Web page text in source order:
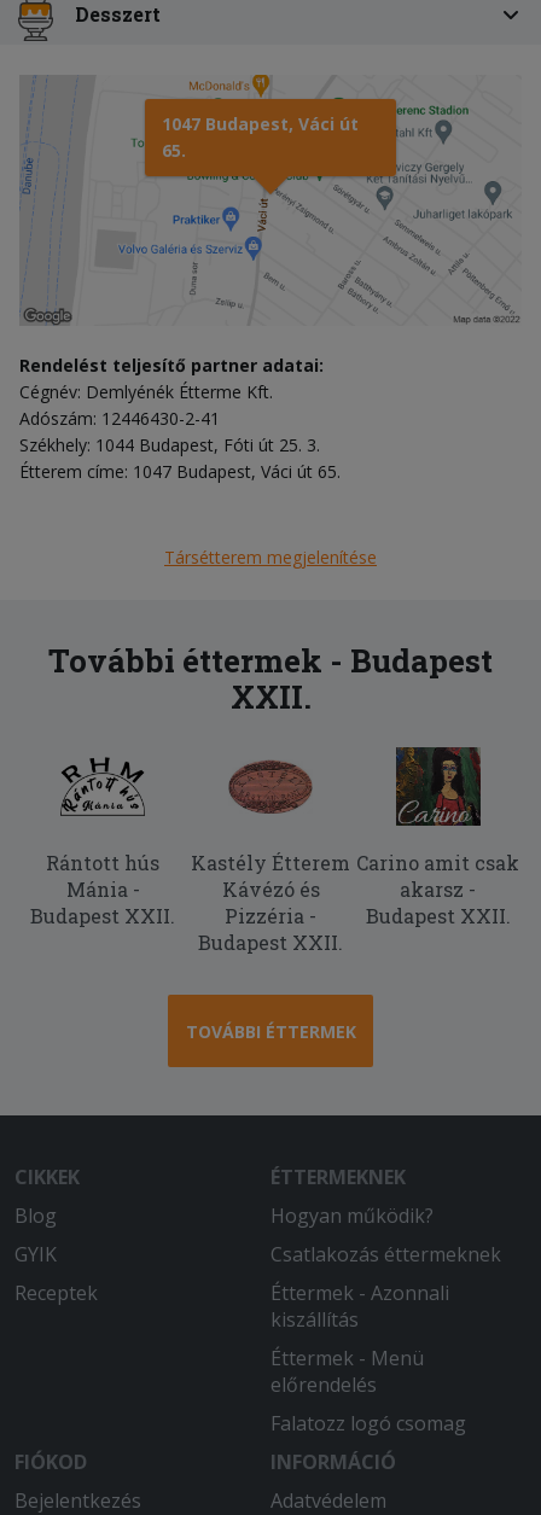
Desszert
1047 Budapest, Váci út
65.
Rendelést teljesítő partner adatai:
Cégnév: Demlyénék Étterme Kft.
Adószám: 12446430-2-41
Székhely: 1044 Budapest, Fóti út 25. 3.
Étterem címe: 1047 Budapest, Váci út 65.
Társétterem megjelenítése
További éttermek - Budapest
XXII.
Rántott hús
Mánia -
Budapest XXII.
Kastély Étterem
Kávézó és
Pizzéria -
Budapest XXII.
Carino amit csak
akarsz -
Budapest XXII.
TOVÁBBI ÉTTERMEK
CIKKEK
Blog
GYIK
Receptek
ÉTTERMEKNEK
Hogyan működik?
Csatlakozás éttermeknek
Éttermek - Azonnali
kiszállítás
Éttermek - Menü
előrendelés
Falatozz logó csomag
FIÓKOD
Bejelentkezés
INFORMÁCIÓ
Adatvédelem